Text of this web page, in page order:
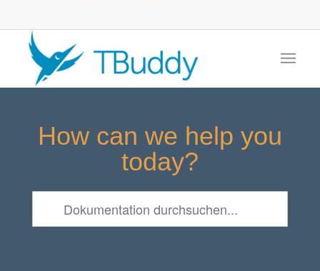
How can we help you
today?